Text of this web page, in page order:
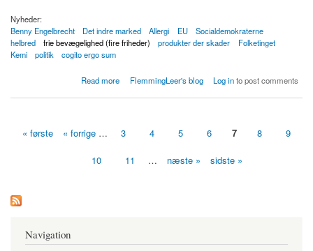
Nyheder:
Benny Engelbrecht
Det indre marked Allergi EU
Socialdemokraterne
helbred
frie bevægelighed (fire friheder) produkter der skader
Folketinget
Kemi
politik cogito ergo sum
Read more
about S kræver advarsel på hårfarve FlemmingLeer's blog Log into post comments
« første « forrige … 3 4 5 6 7 8 9
10 11 … næste » sidste »
Navigation